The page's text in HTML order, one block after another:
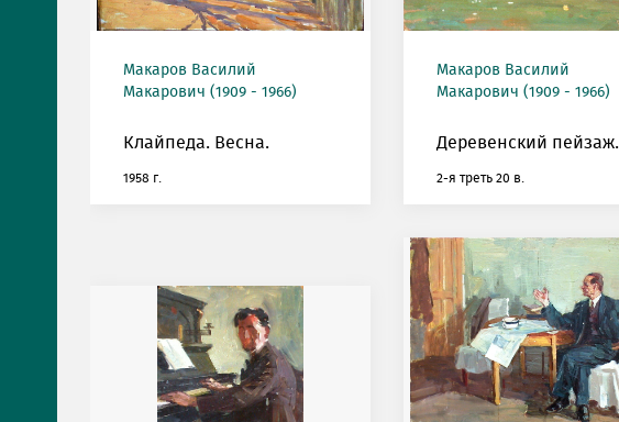
Макаров Василий
Макарович (1909 - 1966)
Клайпеда. Весна.
1958 г.
Макаров Василий
Макарович (1909 - 1966)
Деревенский пейзаж.
2-я треть 20 в.